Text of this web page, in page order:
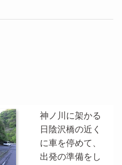
神ノ川に架かる
日陰沢橋の近く
に車を停めて、
出発の準備をし